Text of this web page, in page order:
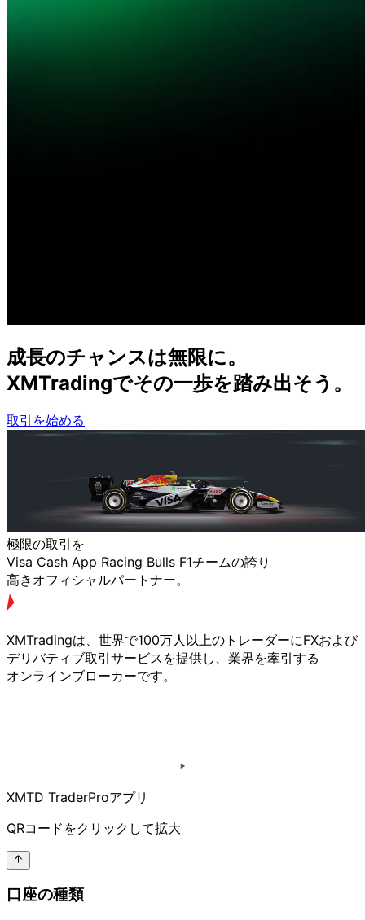
成長のチャンスは無限に。
XMTradingでその一歩を踏み出そう。
取引を始める
極限の取引を
Visa Cash App Racing Bulls F1チームの誇り
高きオフィシャルパートナー。
XMTradingは、 世界で100万人以上の トレーダーにFXおよび
デリバティブ取引サービスを提供し、 業界を牽引する
オンラインブローカーです。
XMTD TraderProアプリ
QRコードをクリックして拡大
口座の種類